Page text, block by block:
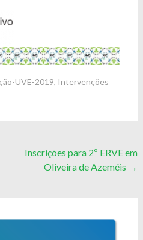
UVE-2019, Intervenções
Inscrições para 2º ERVE em
Oliveira de Azeméis →